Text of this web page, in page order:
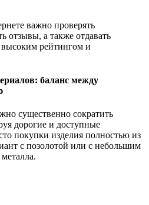
важно проверять
отзывы, а также отдавать
рейтингом и
баланс между
существенно сократить
дорогие и доступные
покупки изделия полностью из
с позолотой или с небольшим